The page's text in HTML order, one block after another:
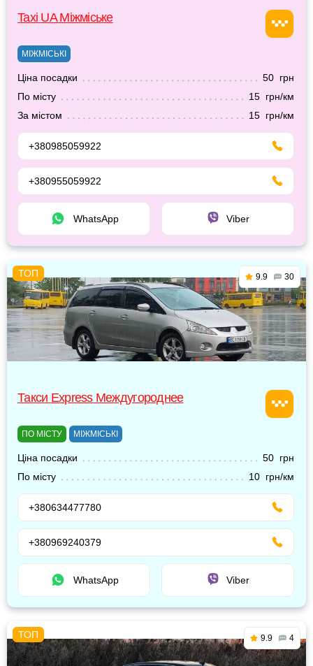
Taxi UA Міжміське
МІЖМІСЬКІ
Ціна посадки
50 грн
По місту
15 грн/км
За містом
15 грн/км
+380985059922
+380955059922
WhatsApp Viber
9.9 30
Такси Express Междугороднее
ПО МІСТУ МІЖМІСЬКІ
Ціна посадки
50 грн
По місту
10 грн/км
+380634477780
+380969240379
WhatsApp Viber
9.9 4